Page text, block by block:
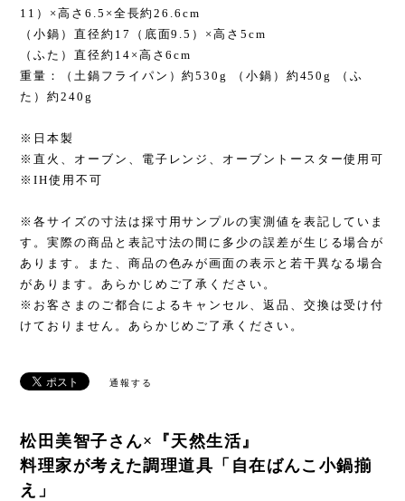
11）×高さ6.5×全長約26.6cm
（小鍋）直径約17（底面9.5）×高さ5cm
（ふた）直径約14×高さ6cm
重量：（土鍋フライパン）約530g （小鍋）約450g （ふ
た）約240g
※日本製
※直火、オーブン、電子レンジ、オーブントースター使用可
※IH使用不可
※各サイズの寸法は採寸用サンプルの実測値を表記していま
す。実際の商品と表記寸法の間に多少の誤差が生じる場合が
あります。また、商品の色みが画面の表示と若干異なる場合
があります。あらかじめご了承ください。
※お客さまのご都合によるキャンセル、返品、交換は受け付
けておりません。あらかじめご了承ください。
通報する
松田美智子さん×『天然生活』
料理家が考えた調理道具「自在ばんこ小鍋揃
え」